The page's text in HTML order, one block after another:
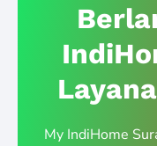
My IndiHome